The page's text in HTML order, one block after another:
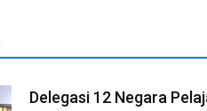
Delegasi 12 Negara